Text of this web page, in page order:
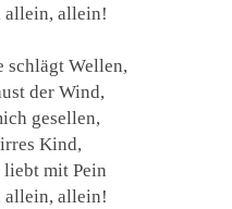
allein, allein!
schlägt Wellen,
der Wind,
gesellen,
Kind,
liebt mit Pein
allein, allein!